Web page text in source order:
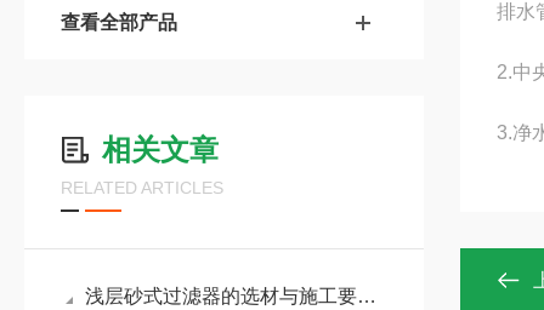
查看全部产品
相关文章
RELATED ARTICLES
浅层砂式过滤器的选材与施工要点是什么？
排水
2.中
3.净